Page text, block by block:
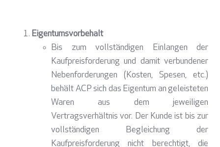
Eigentumsvorbehalt
Bis zum vollständigen Einlangen der
Kaufpreisforderung und damit verbundener
Nebenforderungen (Kosten, Spesen, etc.)
behält ACP sich das Eigentum an geleisteten
Waren aus dem jeweiligen
Vertragsverhältnis vor. Der Kunde ist bis zur
vollständigen Begleichung der
Kaufpreisforderung nicht berechtigt, die